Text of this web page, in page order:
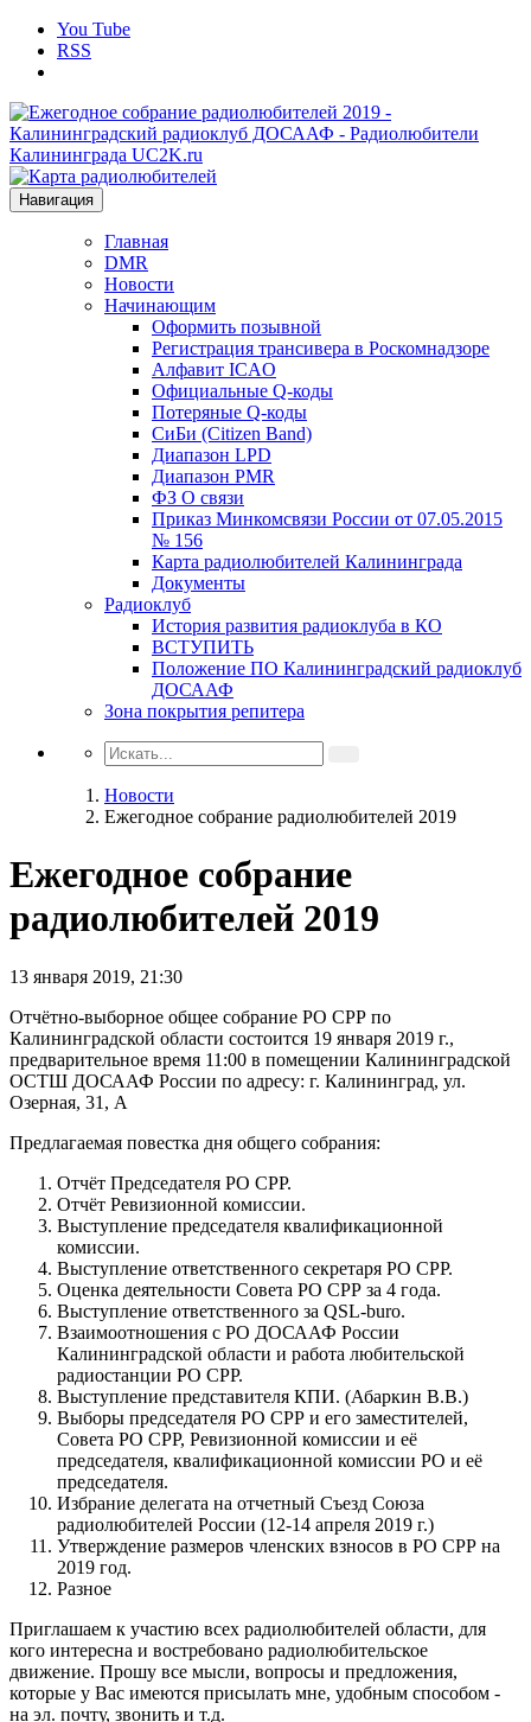
You Tube
RSS
Навигация
Главная
DMR
Новости
Начинающим
Оформить позывной
Регистрация трансивера в Роскомнадзоре
Алфавит ICAO
Официальные Q-коды
Потеряные Q-коды
СиБи (Citizen Band)
Диапазон LPD
Диапазон PMR
ФЗ О связи
Приказ Минкомсвязи России от 07.05.2015
№ 156
Карта радиолюбителей Калининграда
Документы
Радиоклуб
История развития радиоклуба в КО
ВСТУПИТЬ
Положение ПО Калининградский радиоклуб
ДОСААФ
Зона покрытия репитера
Новости
Ежегодное собрание радиолюбителей 2019
Ежегодное собрание
радиолюбителей 2019
13 января 2019, 21:30
Отчётно-выборное общее собрание РО СРР по
Калининградской области состоится 19 января 2019 г.,
предварительное время 11:00 в помещении Калининградской
ОСТШ ДОСААФ России по адресу: г. Калининград, ул.
Озерная, 31, А
Предлагаемая повестка дня общего собрания:
Отчёт Председателя РО СРР.
Отчёт Ревизионной комиссии.
Выступление председателя квалификационной
комиссии.
Выступление ответственного секретаря РО СРР.
Оценка деятельности Совета РО СРР за 4 года.
Выступление ответственного за QSL-buro.
Взаимоотношения с РО ДОСААФ России
Калининградской области и работа любительской
радиостанции РО СРР.
Выступление представителя КПИ. (Абаркин В.В.)
Выборы председателя РО СРР и его заместителей,
Совета РО СРР, Ревизионной комиссии и её
председателя, квалификационной комиссии РО и её
председателя.
Избрание делегата на отчетный Съезд Союза
радиолюбителей России (12-14 апреля 2019 г.)
Утверждение размеров членских взносов в РО СРР на
2019 год.
Разное
Приглашаем к участию всех радиолюбителей области, для
кого интересна и востребовано радиолюбительское
движение. Прошу все мысли, вопросы и предложения,
которые у Вас имеются присылать мне, удобным способом -
на эл. почту, звонить и т.д.